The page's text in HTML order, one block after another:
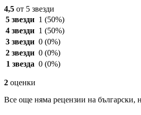
4,5 от 5 звезди
5 звезди 1 (50%)
4 звезди 1 (50%)
3 звезди 0 (0%)
2 звезди 0 (0%)
1 звезда 0 (0%)
2 оценки
Все още няма рецензии на български,